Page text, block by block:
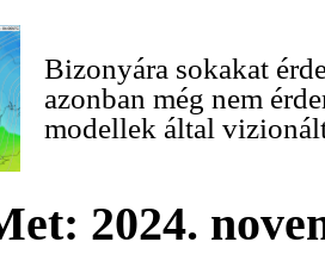
Bizonyára sokakat
azonban még nem
modellek által
2024.